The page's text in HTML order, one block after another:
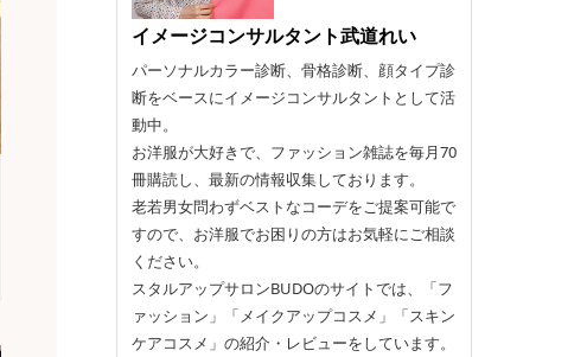
イメージコンサルタント武道れい
パーソナルカラー診断、骨格診断、顔タイプ診
断をベースにイメージコンサルタントとして活
動中。
お洋服が大好きで、ファッション雑誌を毎月70
冊購読し、最新の情報収集しております。
老若男女問わずベストなコーデをご提案可能で
すので、お洋服でお困りの方はお気軽にご相談
ください。
スタルアップサロンBUDOのサイトでは、「フ
ァッション」「メイクアップコスメ」「スキン
ケアコスメ」の紹介・レビューをしています。